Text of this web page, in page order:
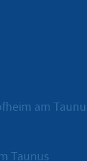
am
Taunus